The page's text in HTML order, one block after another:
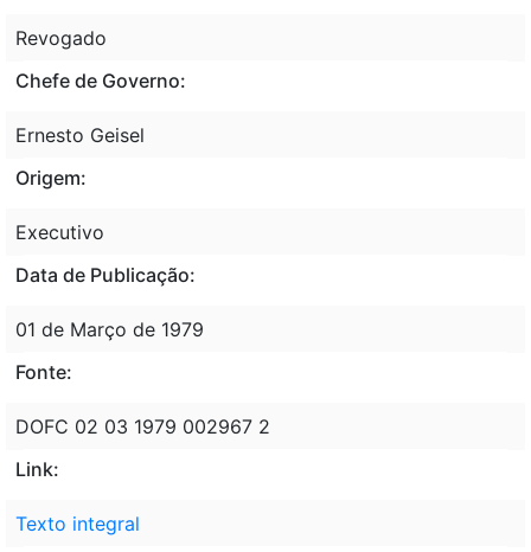
Revogado
Chefe de Governo:
Ernesto Geisel
Origem:
Executivo
Data de Publicação:
01 de Março de 1979
Fonte:
DOFC 02 03 1979 002967 2
Link:
Texto integral